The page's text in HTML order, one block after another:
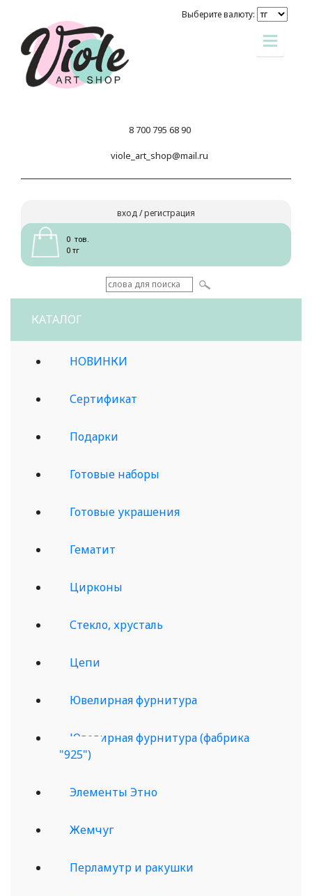
Выберите валюту:
8 700 795 68 90
viole_art_shop@mail.ru
вход/регистрация
0 тов.
0 тг
КАТАЛОГ
НОВИНКИ
Сертификат
Подарки
Готовые наборы
Готовые украшения
Гематит
Цирконы
Стекло, хрусталь
Цепи
Ювелирная фурнитура
Ювелирная фурнитура (фабрика
"925")
Элементы Этно
Жемчуг
Перламутр и ракушки